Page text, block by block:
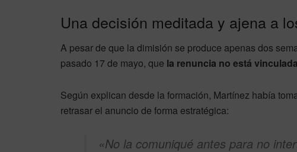
Una decisión meditada y ajena a
A pesar de que la dimisión se produce apenas dos
pasado 17 de mayo, que la renuncia no está
Según explican desde la formación, Martínez había
retrasar el anuncio de forma estratégica:
«No la comuniqué antes para no